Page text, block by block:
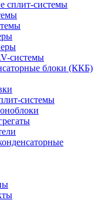
сплит-системы
системы
блоки (ККБ)
системы